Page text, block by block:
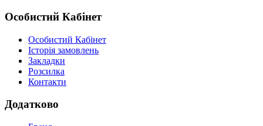
Особистий Кабінет
Особистий Кабінет
Історія замовлень
Закладки
Розсилка
Контакти
Додатково